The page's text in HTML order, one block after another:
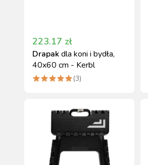
223.17 zł
Drapakdla koni i bydła,
40x60 cm - Kerbl
(3)